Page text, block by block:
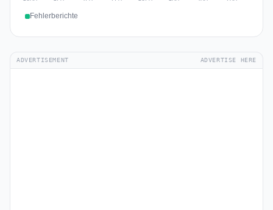
Fehlerberichte
ADVERTISEMENT ADVERTISE HERE